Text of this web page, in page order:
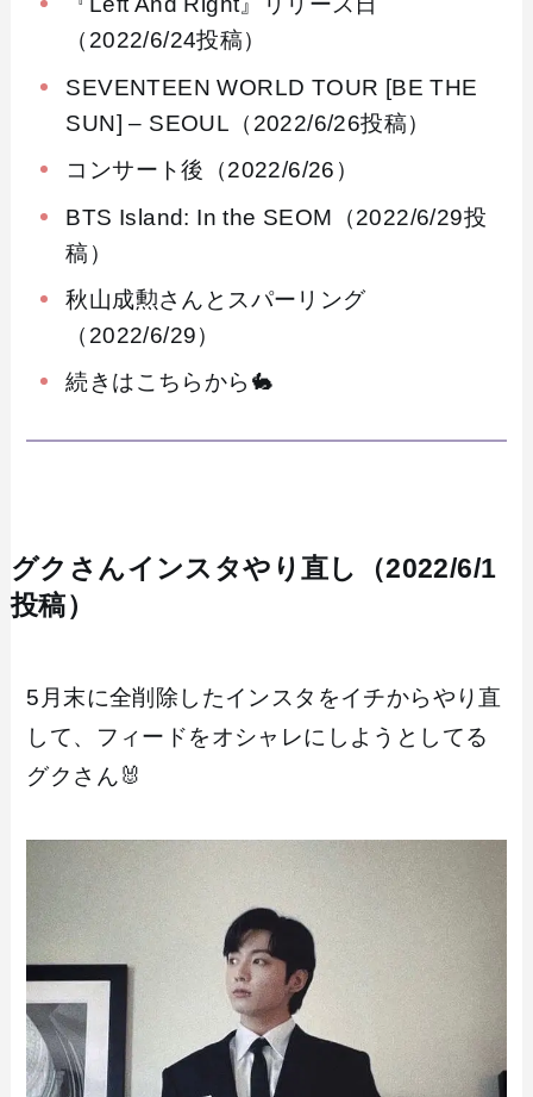
（2022/6/24投稿）
SEVENTEEN WORLD TOUR [BE THE
SUN] – SEOUL（2022/6/26投稿）
コンサート後（2022/6/26）
BTS Island: In the SEOM（2022/6/29投
稿）
秋山成勲さんとスパーリング
（2022/6/29）
続きはこちらから🐇
グクさんインスタやり直し（2022/6/1
投稿）
5月末に全削除したインスタをイチからやり直
して、フィードをオシャレにしようとしてる
グクさん🐰